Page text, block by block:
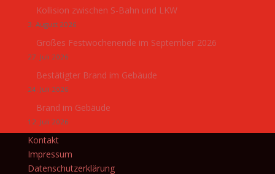
Kollision zwischen S-Bahn und LKW
3. August 2026
Großes Festwochenende im September 2026
27. Juli 2026
Bestätigter Brand im Gebäude
24. Juli 2026
Brand im Gebäude
12. Juli 2026
Kontakt
Impressum
Datenschutzerklärung